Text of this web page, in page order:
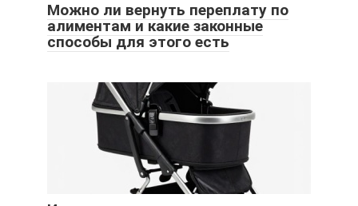
Можно ли вернуть переплату по
алиментам и какие законные
способы для этого есть